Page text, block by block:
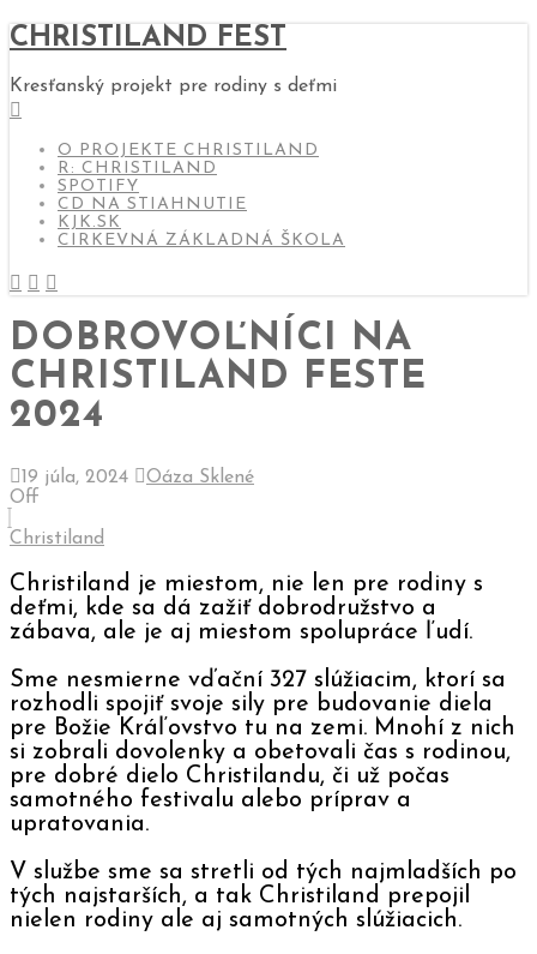
CHRISTILAND FEST
Kresťanský projekt pre rodiny s deťmi
O PROJEKTE CHRISTILAND
R: CHRISTILAND
SPOTIFY
CD NA STIAHNUTIE
KJK.SK
CIRKEVNÁ ZÁKLADNÁ ŠKOLA
DOBROVOĽNÍCI NA
CHRISTILAND FESTE
2024
19 júla, 2024
Oáza Sklené
Off
Christiland
Christiland je miestom, nie len pre rodiny s
deťmi, kde sa dá zažiť dobrodružstvo a
zábava, ale je aj miestom spolupráce ľudí.
Sme nesmierne vďační 327 slúžiacim, ktorí sa
rozhodli spojiť svoje sily pre budovanie diela
pre Božie Kráľovstvo tu na zemi. Mnohí z nich
si zobrali dovolenky a obetovali čas s rodinou,
pre dobré dielo Christilandu, či už počas
samotného festivalu alebo príprav a
upratovania.
V službe sme sa stretli od tých najmladších po
tých najstarších, a tak Christiland prepojil
nielen rodiny ale aj samotných slúžiacich.